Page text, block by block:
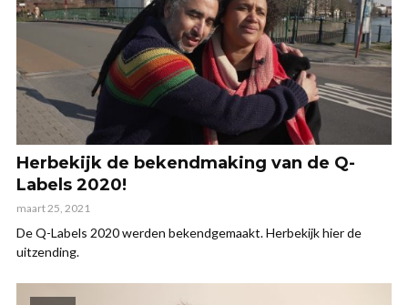
Herbekijk de bekendmaking van de Q-
Labels 2020!
maart 25, 2021
De Q-Labels 2020 werden bekendgemaakt. Herbekijk hier de
uitzending.